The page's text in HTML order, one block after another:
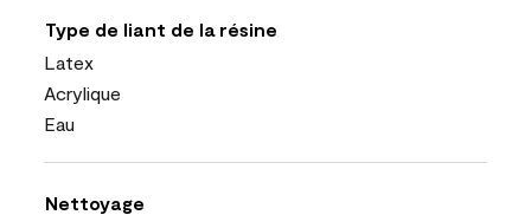
Type de liant de la résine
Latex
Acrylique
Eau
Nettoyage